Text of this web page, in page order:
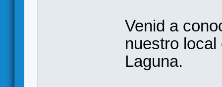
Venid a
nuestro
Laguna.